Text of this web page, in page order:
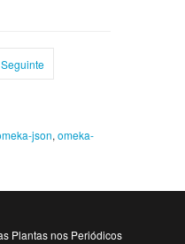
json, omeka-
Plantas nos Periódicos